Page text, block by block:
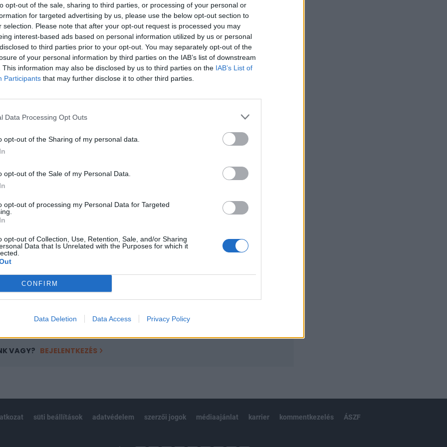
opt-out of the sale, sharing to third parties, or processing of your personal or
for targeted advertising by us, please use the below opt-out section to
selection. Please note that after your opt-out request is processed you may
interest-based ads based on personal information utilized by us or personal
to third parties prior to your opt-out. You may separately opt-out of the
of your personal information by third parties on the IAB’s list of downstream
This information may also be disclosed by us to third parties on the IAB’s List of
Participants that may further disclose it to other third parties.
Data Processing Opt Outs
opt-out of the Sharing of my personal data.
opt-out of the Sale of my Personal Data.
opt-out of processing my Personal Data for Targeted
opt-out of Collection, Use, Retention, Sale, and/or Sharing
Data that Is Unrelated with the Purposes for which it
CONFIRM
Data Deletion Data Access Privacy Policy
Hivatal javaslata szerint a július 1-vel induló új árszabályozási évben
költségeket figyelembe vevő árképzés vonatkozik a hatósági árakra
oldalon alanyi jogon járó kompenzációval korrigálnak.
megítélésekor figyelembe kell venni, hogy a MOL-nál több változó kedvező irányú
vártnál nagyobb nyereség keletkezett az első negyedévben a gázüzletágban.
már számított a társaság. Fentiekkel...
portfolio.hu hírarchívumához tartozik, melynek olvasása előfizetéses
tartalmazza:
cikkarchívum
elmúlt 2 év napon belüli
VAGY? BEJELENTKEZÉS
süti beállítások adatvédelem szerzői jogok médiaajánlat karrier kommentkezelés ÁSZF